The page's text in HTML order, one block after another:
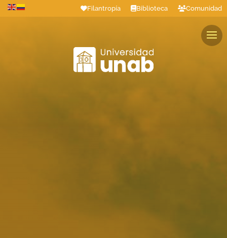
Filantropía Biblioteca Comunidad
Estudiantes Profesores Colaboradores Graduados